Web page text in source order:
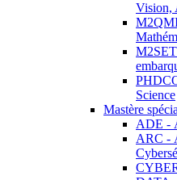
Vision,
Science
Mastère
ADE -
ARC -